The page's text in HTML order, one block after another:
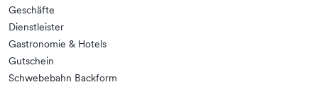
Geschäfte
Dienstleister
Gastronomie & Hotels
Gutschein
Schwebebahn Backform